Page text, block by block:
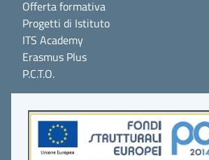
Offerta formativa
Progetti di Istituto
ITS Academy
Erasmus Plus
P.C.T.O.